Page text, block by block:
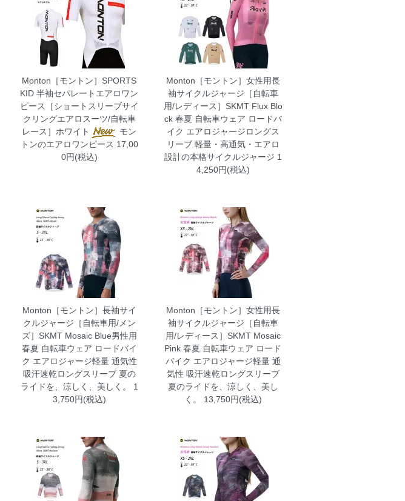
Monton［モントン］SPORTS
KID 半袖セパレートエアロワン
ピース［ショートスリーブサイ
クリングエアロスーツ/自転車
レース］ホワイト
モン
トンのエアロワンピース 17,00
0円(税込)
Monton［モントン］女性用長
袖サイクルジャージ［自転車
用/レディース］SKMT Flux Blo
ck 春夏 自転車ウェア ロードバ
イク エアロジャージロングス
リーブ軽量・高通気・エアロ
設計の本格サイクルジャージ 1
4,250円(税込)
Monton［モントン］長袖サイ
クルジャージ［自転車用/メン
ズ］SKMT Mosaic Blue男性用
春夏 自転車ウェア ロードバイ
ク エアロジャージ軽量 通気性
吸汗速乾ロングスリーブ夏の
ライドを、涼しく、美しく。 1
3,750円(税込)
Monton［モントン］女性用長
袖サイクルジャージ［自転車
用/レディース］SKMT Mosaic
Pink 春夏 自転車ウェア ロード
バイク エアロジャージ軽量 通
気性 吸汗速乾ロングスリーブ
夏のライドを、涼しく、美し
く。 13,750円(税込)